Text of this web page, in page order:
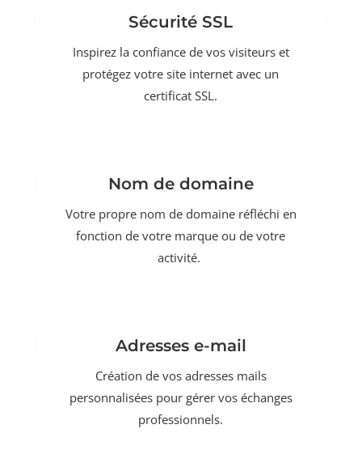
Sécurité SSL
Inspirez la confiance de vos visiteurs et
protégez votre site internet avec un
certificat SSL.
Nom de domaine
Votre propre nom de domaine réfléchi en
fonction de votre marque ou de votre
activité.
Adresses e-mail
Création de vos adresses mails
personnalisées pour gérer vos échanges
professionnels.